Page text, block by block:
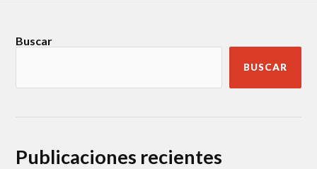
Buscar
BUSCAR
Publicaciones recientes